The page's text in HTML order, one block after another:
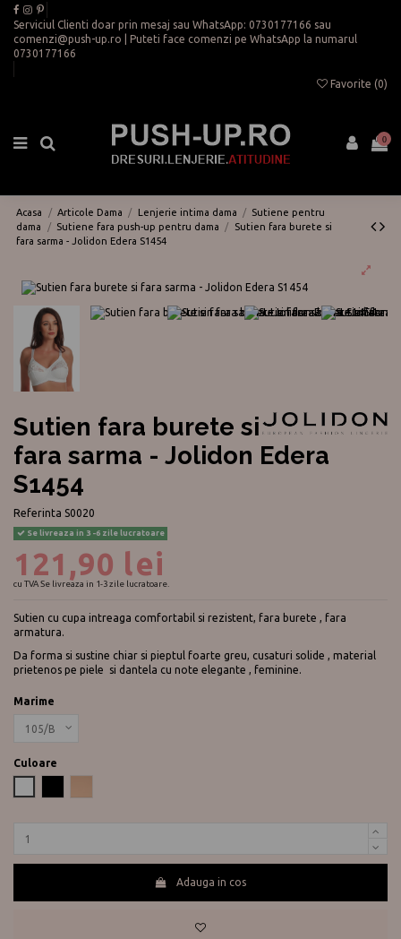
Serviciul Clienti doar prin mesaj sau WhatsApp: 0730177166 sau
comenzi@push-up.ro | Puteti face comenzi pe WhatsApp la numarul
0730177166
Favorite (0)
0
Acasa Articole Dama Lenjerie intima dama
Sutiene pentru
dama
Sutiene fara push-up pentru dama
Sutien fara burete si
fara sarma - Jolidon Edera S1454
Sutien fara burete si
fara sarma - Jolidon Edera
S1454
Referinta S0020
Se livreaza in 3 -6 zile lucratoare
121,90 lei
cu TVASe livreaza in 1-3 zile lucratoare.
Sutien cu cupa intreaga comfortabil si rezistent, fara burete , fara
armatura.
Da forma si sustine chiar si pieptul foarte greu, cusaturi solide , material
prietenos pe piele si dantela cu note elegante , feminine.
Marime
Culoare
Adauga in cos